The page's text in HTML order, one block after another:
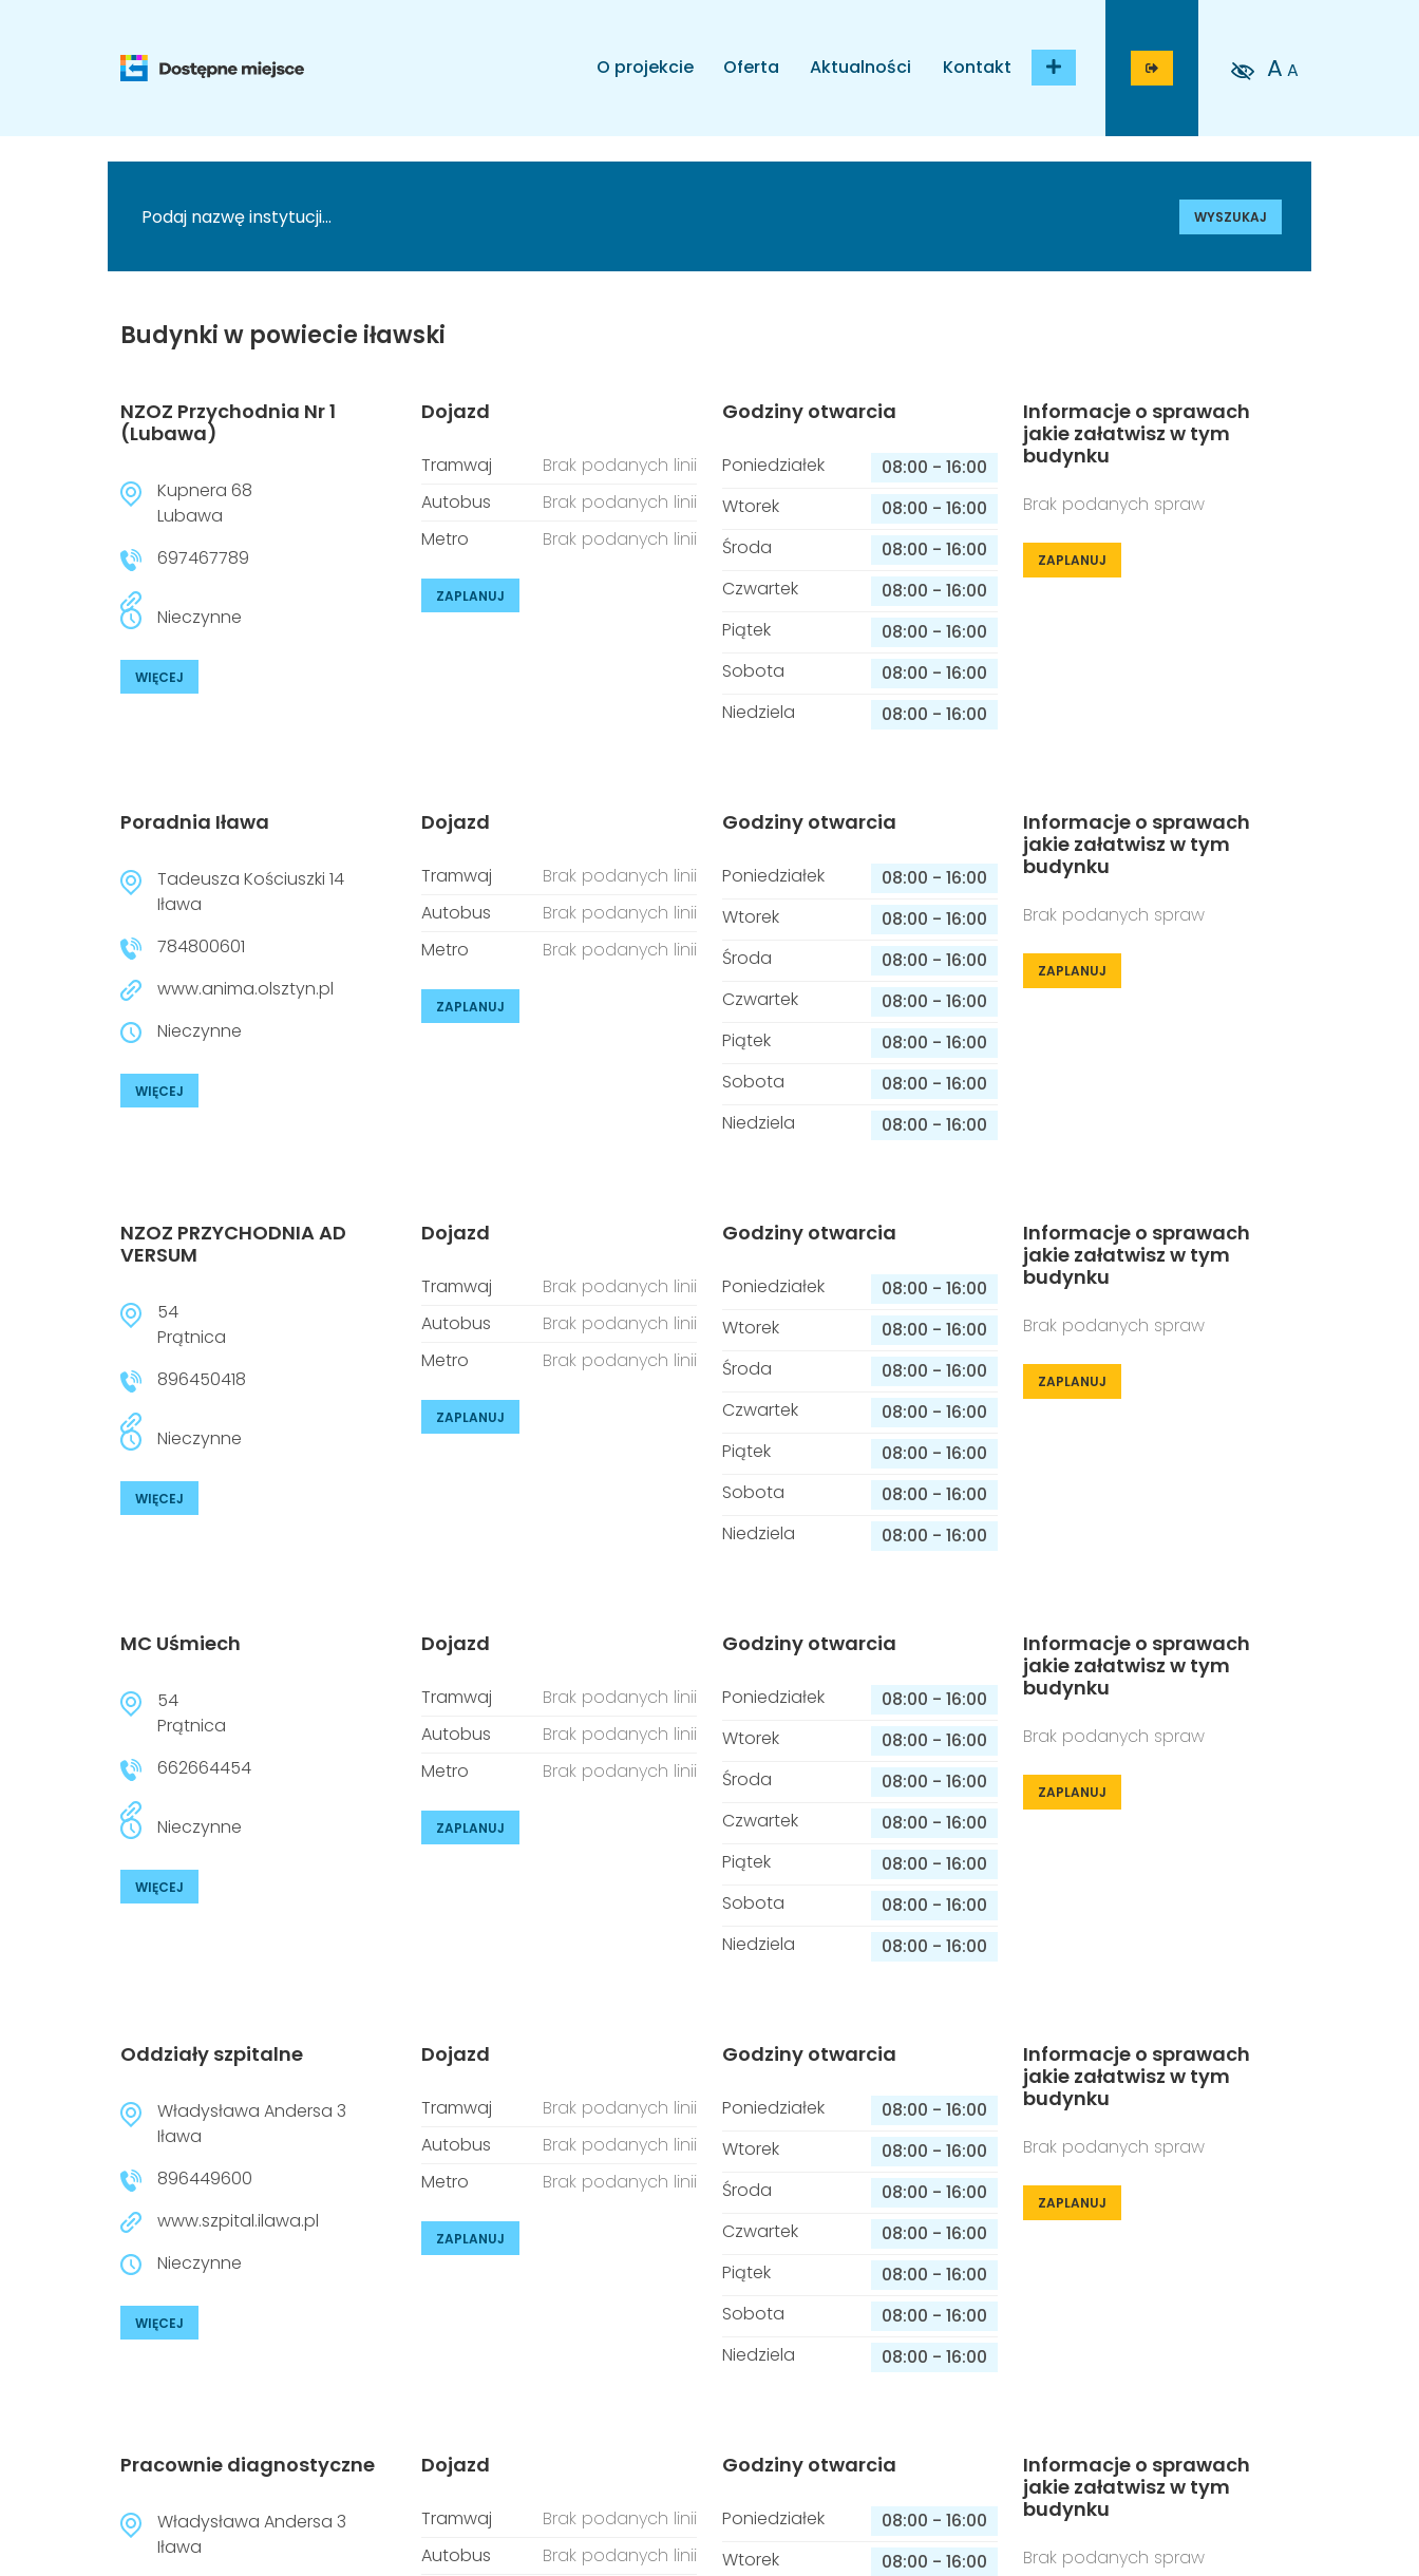
O projekcie Oferta Aktualności Kontakt A A
WYSZUKAJ
Budynki w powiecie iławski
NZOZ Przychodnia Nr 1
(Lubawa)
Kupnera 68
Lubawa
697467789
Nieczynne
WIĘCEJ
Dojazd
Tramwaj
Brak podanych linii
Autobus
Brak podanych linii
Metro
Brak podanych linii
ZAPLANUJ
Godziny otwarcia
Poniedziałek 08:00 - 16:00
Wtorek
08:00 - 16:00
Środa
08:00 - 16:00
Czwartek
08:00 - 16:00
Piątek
08:00 - 16:00
Sobota
08:00 - 16:00
Niedziela
08:00 - 16:00
Informacje o sprawach
jakie załatwisz w tym
budynku
Brak podanych spraw
ZAPLANUJ
Poradnia Iława
Tadeusza Kościuszki 14
Iława
784800601
www.anima.olsztyn.pl
Nieczynne
WIĘCEJ
Dojazd
Tramwaj
Brak podanych linii
Autobus
Brak podanych linii
Metro
Brak podanych linii
ZAPLANUJ
Godziny otwarcia
Poniedziałek 08:00 - 16:00
Wtorek
08:00 - 16:00
Środa
08:00 - 16:00
Czwartek
08:00 - 16:00
Piątek
08:00 - 16:00
Sobota
08:00 - 16:00
Niedziela
08:00 - 16:00
Informacje o sprawach
jakie załatwisz w tym
budynku
Brak podanych spraw
ZAPLANUJ
NZOZ PRZYCHODNIA AD
VERSUM
54
Prątnica
896450418
Nieczynne
WIĘCEJ
Dojazd
Tramwaj
Brak podanych linii
Autobus
Brak podanych linii
Metro
Brak podanych linii
ZAPLANUJ
Godziny otwarcia
Poniedziałek 08:00 - 16:00
Wtorek
08:00 - 16:00
Środa
08:00 - 16:00
Czwartek
08:00 - 16:00
Piątek
08:00 - 16:00
Sobota
08:00 - 16:00
Niedziela
08:00 - 16:00
Informacje o sprawach
jakie załatwisz w tym
budynku
Brak podanych spraw
ZAPLANUJ
MC Uśmiech
54
Prątnica
662664454
Nieczynne
WIĘCEJ
Dojazd
Tramwaj
Brak podanych linii
Autobus
Brak podanych linii
Metro
Brak podanych linii
ZAPLANUJ
Godziny otwarcia
Poniedziałek 08:00 - 16:00
Wtorek
08:00 - 16:00
Środa
08:00 - 16:00
Czwartek
08:00 - 16:00
Piątek
08:00 - 16:00
Sobota
08:00 - 16:00
Niedziela
08:00 - 16:00
Informacje o sprawach
jakie załatwisz w tym
budynku
Brak podanych spraw
ZAPLANUJ
Oddziały szpitalne
Władysława Andersa 3
Iława
896449600
www.szpital.ilawa.pl
Nieczynne
WIĘCEJ
Dojazd
Tramwaj
Brak podanych linii
Autobus
Brak podanych linii
Metro
Brak podanych linii
ZAPLANUJ
Godziny otwarcia
Poniedziałek 08:00 - 16:00
Wtorek
08:00 - 16:00
Środa
08:00 - 16:00
Czwartek
08:00 - 16:00
Piątek
08:00 - 16:00
Sobota
08:00 - 16:00
Niedziela
08:00 - 16:00
Informacje o sprawach
jakie załatwisz w tym
budynku
Brak podanych spraw
ZAPLANUJ
Pracownie diagnostyczne
Władysława Andersa 3
Iława
Dojazd
Tramwaj
Brak podanych linii
Autobus
Brak podanych linii
Godziny otwarcia
Poniedziałek 08:00 - 16:00
Wtorek
08:00 - 16:00
Informacje o sprawach
jakie załatwisz w tym
budynku
Brak podanych spraw